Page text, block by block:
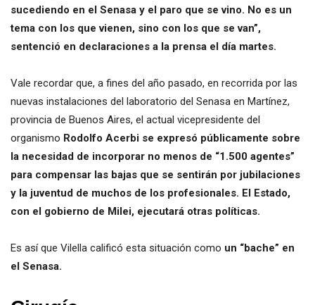
sucediendo en el Senasa y el paro que se vino. No es un
tema con los que vienen, sino con los que se van”,
sentenció en declaraciones a la prensa el día martes.
Vale recordar que, a fines del año pasado, en recorrida por las
nuevas instalaciones del laboratorio del Senasa en Martínez,
provincia de Buenos Aires, el actual vicepresidente del
organismo Rodolfo Acerbi se expresó públicamente sobre
la necesidad de incorporar no menos de “1.500 agentes”
para compensar las bajas que se sentirán por jubilaciones
y la juventud de muchos de los profesionales. El Estado,
con el gobierno de Milei, ejecutará otras políticas.
Es así que Vilella calificó esta situación como un “bache” en
el Senasa.